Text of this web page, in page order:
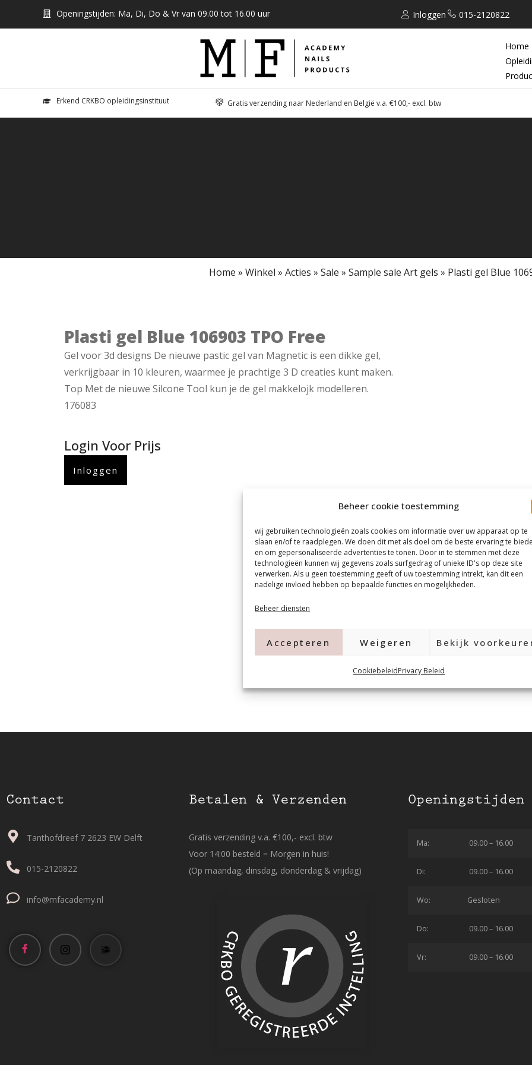
Beheer cookie toestemming
wij gebruiken technologieën zoals cookies om informatie over uw apparaat op te
slaan en/of te raadplegen. We doen dit met als doel om de beste ervaring te
en om gepersonaliseerde advertenties te tonen. Door in te stemmen met deze
technologieën kunnen wij gegevens zoals surfgedrag of unieke ID's op deze site
verwerken. Als u geen toestemming geeft of uw toestemming intrekt, kan dit een
nadelige invloed hebben op bepaalde functies en mogelijkheden.
Beheer diensten
Accepteren Weigeren Bekijk
CookiebeleidPrivacy Beleid
Openingstijden: Ma, Di, Do & Vr van 09.00 tot 16.00 uur Inloggen 015-2120822
Home
Erkend CRKBO opleidingsinstituut Gratis verzending naar Nederland en België v.a. €100,- excl. btw
Home » Winkel » Acties » Sale » Sample sale Art gels » Plasti gel Blue
Plasti gel Blue 106903 TPO Free
Gel voor 3d designs De nieuwe pastic gel van Magnetic is een dikke gel,
verkrijgbaar in 10 kleuren, waarmee je prachtige 3 D creaties kunt maken.
Top Met de nieuwe Silcone Tool kun je de gel makkelojk modelleren.
176083
Login Voor Prijs
Inloggen
Contact
Tanthofdreef 7 2623 EW Delft
015-2120822
info@mfacademy.nl
Betalen & Verzenden
Gratis verzending v.a. €100,- excl. btw
Voor 14:00 besteld = Morgen in huis!
(Op maandag, dinsdag, donderdag & vrijdag)
Openingstijden
Ma: 09.00 – 16.00
Di: 09.00 – 16.00
Wo: Gesloten
Do: 09.00 – 16.00
Vr: 09.00 – 16.00